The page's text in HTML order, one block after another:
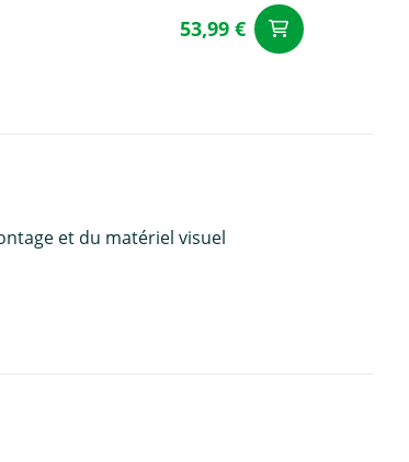
53,99 €
et du matériel visuel